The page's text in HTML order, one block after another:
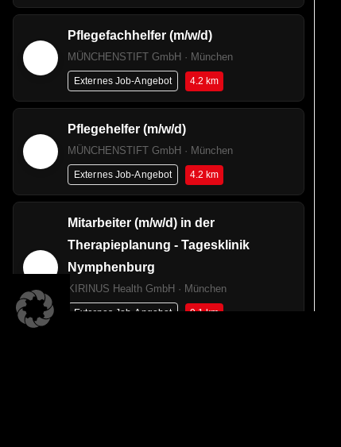
Pflegefachhelfer (m/w/d)
MÜNCHENSTIFT GmbH · München
Externes Job-Angebot 4.2 km
Pflegehelfer (m/w/d)
MÜNCHENSTIFT GmbH · München
Externes Job-Angebot 4.2 km
Mitarbeiter (m/w/d) in der
Therapieplanung - Tagesklinik
Nymphenburg
KIRINUS Health GmbH · München
Externes Job-Angebot 9.1 km